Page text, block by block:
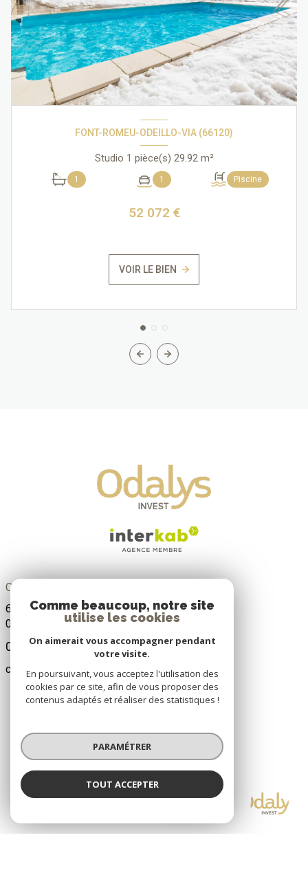
Odalys Invest
FONT-ROMEU-ODEILLO-VIA (66120)
Studio 1 pièce(s) 29.92 m²
1 1 Piscine
52 072 €
VOIR LE BIEN
Odalys Invest
670, 1ÈRE AVENUE-RÉSIDENCE OLYMPE
06600
ANTIBES
0493654424
contact@odalys-invest.com
Comme beaucoup, notre site
utilise les cookies
On aimerait vous accompagner pendant
votre visite.
En poursuivant, vous acceptez l'utilisation des
cookies par ce site, afin de vous proposer des
contenus adaptés et réaliser des statistiques !
PARAMÉTRER
TOUT ACCEPTER